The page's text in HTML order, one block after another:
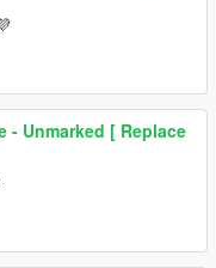
- Unmarked [ Replace